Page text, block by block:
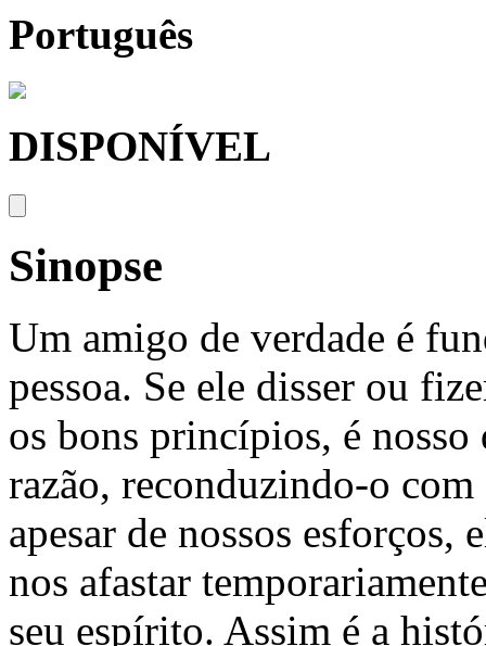
Português
DISPONÍVEL
Sinopse
Um amigo de verdade é
pessoa. Se ele disser ou
os bons princípios, é
razão, reconduzindo-o
apesar de nossos esforços,
nos afastar
seu espírito. Assim é a